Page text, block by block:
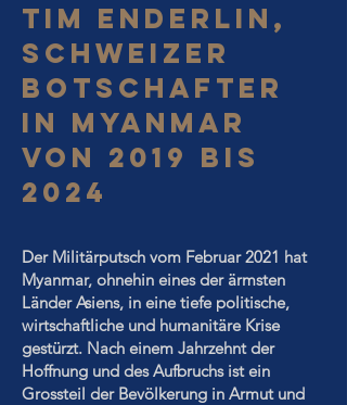
TIM ENDERLIN,
SCHWEIZER
BOTSCHAFTER
in Myanmar
von 2019 bis
2024
Der Militärputsch vom Februar 2021 hat
Myanmar, ohnehin eines der ärmsten
Länder Asiens, in eine tiefe politische,
wirtschaftliche und humanitäre Krise
gestürzt. Nach einem Jahrzehnt der
Hoffnung und des Aufbruchs ist ein
Grossteil der Bevölkerung in Armut und